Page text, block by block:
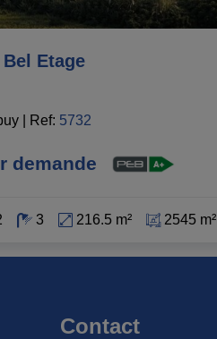
Etage
Ref: 5732
demande
3 216.5 m² 2545 m²
Contact